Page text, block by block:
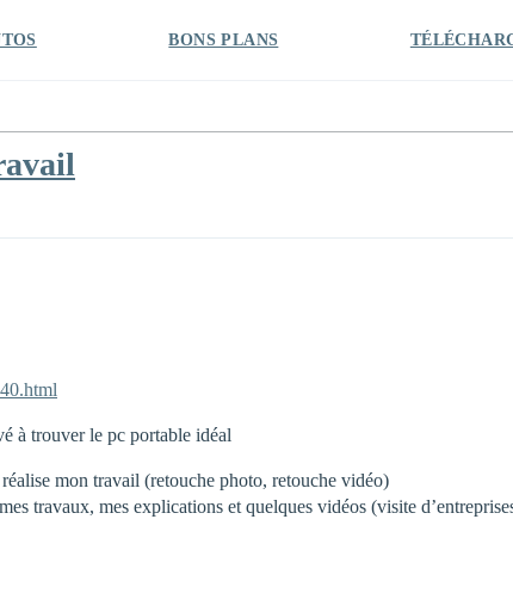
BONS PLANS
à trouver le pc portable idéal
mon travail (retouche photo, retouche vidéo)
travaux, mes explications et quelques vidéos (visite